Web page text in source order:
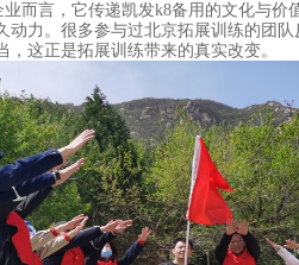
而言，它传递凯发k8备用的文化与价
动力。很多参与过北京拓展训练的团
这正是拓展训练带来的真实改变。